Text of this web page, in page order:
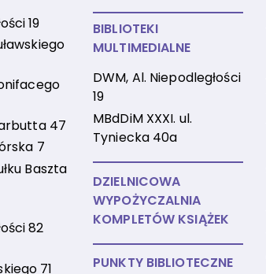
19
47
7
Baszta
82
71
BIBLIOTEKI
MULTIMEDIALNE
DWM, Al. Niepodległości
19
MBdDiM XXXI. ul.
Tyniecka 40a
DZIELNICOWA
WYPOŻYCZALNIA
KOMPLETÓW KSIĄŻEK
PUNKTY BIBLIOTECZNE